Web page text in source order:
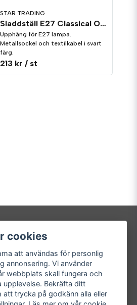
STAR TRADING
Sladdställ E27 Classical Oxid
Upphäng för E27 lampa.
Metallsockel och textilkabel i svart
färg.
213 kr / st
dig
cookies
att användas för personlig
annonsering. Vi använder
webbplats skall fungera och
upplevelse. Bekräfta ditt
att trycka på godkänn alla eller